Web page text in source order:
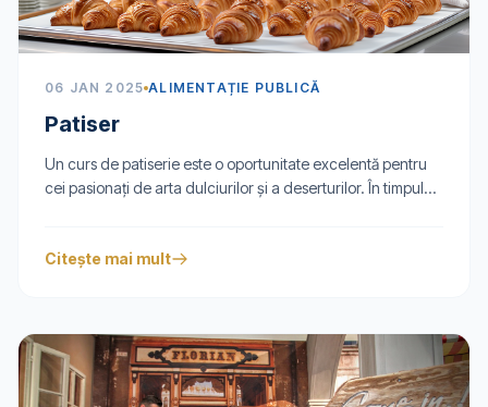
06 JAN 2025 ALIMENTAȚIE PUBLICĂ
Patiser
Un curs de patiserie este o oportunitate excelentă pentru
cei pasionați de arta dulciurilor și a deserturilor. În timpul...
Citește mai mult